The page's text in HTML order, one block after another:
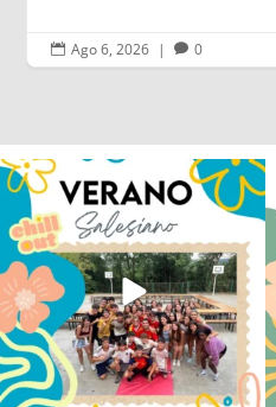
 Ago 6, 2026
Los alumnos de 6º de Primaria, 1º y 2º
de la ESO...
146 2